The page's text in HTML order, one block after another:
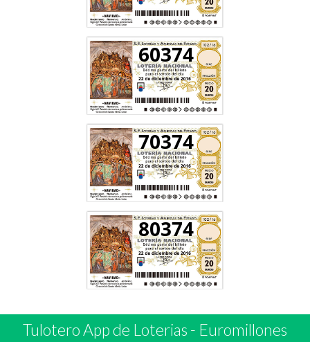
60374
70374
80374
Tulotero App de Loterias - Euromillones